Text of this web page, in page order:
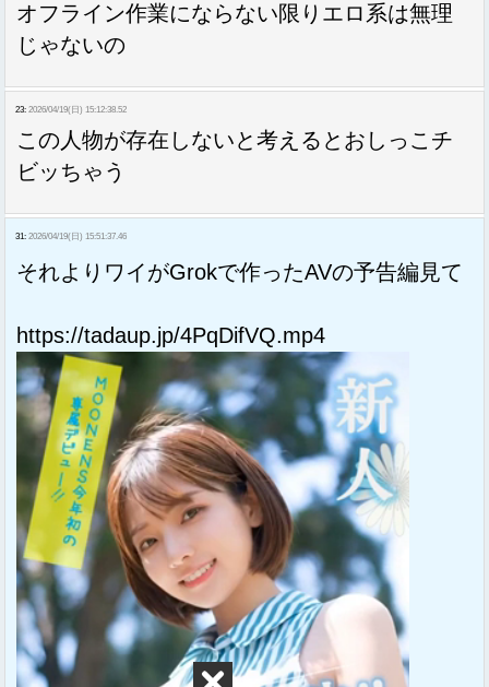
オフライン作業にならない限りエロ系は無理
じゃないの
23: 2026/04/19(日) 15:12:38.52
この人物が存在しないと考えるとおしっこチ
ビッちゃう
31: 2026/04/19(日) 15:51:37.46
それよりワイがGrokで作ったAVの予告編見て
https://tadaup.jp/4PqDifVQ.mp4